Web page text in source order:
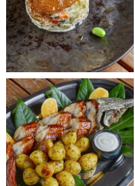
вопросы
Здесь мы собрали
мероприятии.
Если Вы не нашли ответа,
на
alina_sohocountry@mail.ru